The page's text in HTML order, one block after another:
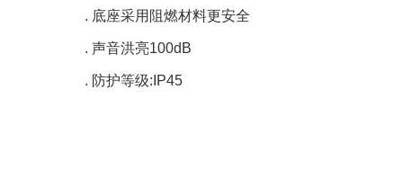
. 底座采用阻燃材料更安全
. 声音洪亮100dB
. 防护等级:IP45